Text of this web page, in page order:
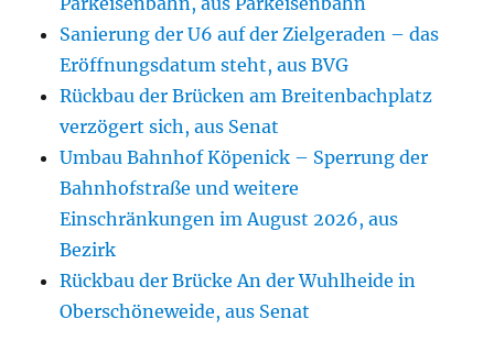
Sanierung der U6 auf der Zielgeraden – das
Eröffnungsdatum steht, aus BVG
Rückbau der Brücken am Breitenbachplatz
verzögert sich, aus Senat
Umbau Bahnhof Köpenick – Sperrung der
Bahnhofstraße und weitere
Einschränkungen im August 2026, aus
Bezirk
Rückbau der Brücke An der Wuhlheide in
Oberschöneweide, aus Senat